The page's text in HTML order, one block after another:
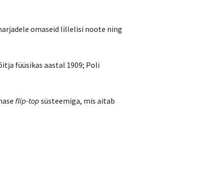
omaseid lillelisi noote ning
füüsikas aastal 1909; Poli
flip-top süsteemiga, mis aitab